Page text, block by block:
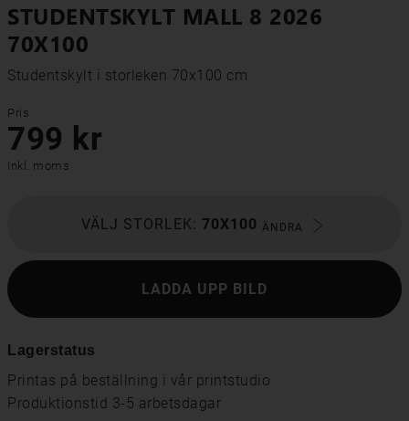
STUDENTSKYLT MALL 8 2026
70X100
Studentskylt i storleken 70x100 cm
Pris
799 kr
Inkl. moms
VÄLJ STORLEK: 70X100 ÄNDRA
LADDA UPP BILD
Lagerstatus
Printas på beställning i vår printstudio
Produktionstid 3-5 arbetsdagar